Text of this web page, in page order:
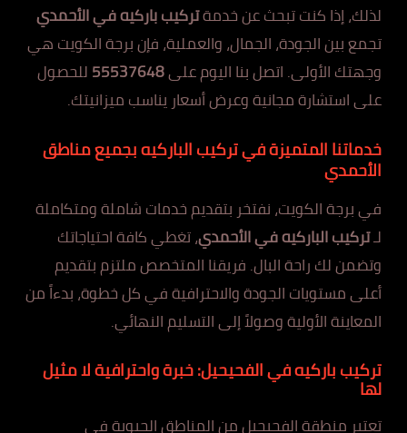
لذلك، إذا كنت تبحث عن خدمةتركيب باركيه في الأحمدي
تجمع بين الجودة، الجمال، والعملية، فإن برجة الكويت هي
وجهتك الأولى. اتصل بنا اليوم على55537648للحصول
على استشارة مجانية وعرض أسعار يناسب ميزانيتك.
خدماتنا المتميزة في تركيب الباركيه بجميع مناطق
الأحمدي
في برجة الكويت، نفتخر بتقديم خدمات شاملة ومتكاملة
لـتركيب الباركيه في الأحمدي، تغطي كافة احتياجاتك
وتضمن لك راحة البال. فريقنا المتخصص ملتزم بتقديم
أعلى مستويات الجودة والاحترافية في كل خطوة، بدءاً من
المعاينة الأولية وصولاً إلى التسليم النهائي.
تركيب باركيه في الفحيحيل: خبرة واحترافية لا مثيل
لها
تعتبر منطقة الفحيحيل من المناطق الحيوية في